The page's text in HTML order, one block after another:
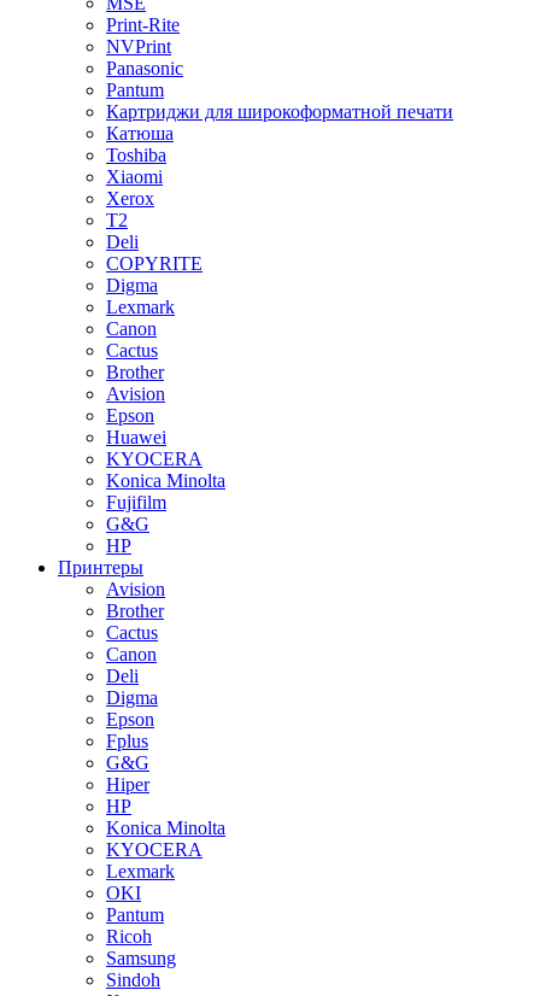
Print-Rite
NVPrint
Panasonic
Pantum
Картриджи для широкоформатной печати
Катюша
Toshiba
Xiaomi
Xerox
T2
Deli
COPYRITE
Digma
Lexmark
Canon
Cactus
Brother
Avision
Epson
Huawei
KYOCERA
Konica Minolta
Fujifilm
G&G
HP
Принтеры
Avision
Brother
Cactus
Canon
Deli
Digma
Epson
Fplus
G&G
Hiper
HP
Konica Minolta
KYOCERA
Lexmark
OKI
Pantum
Ricoh
Samsung
Sindoh